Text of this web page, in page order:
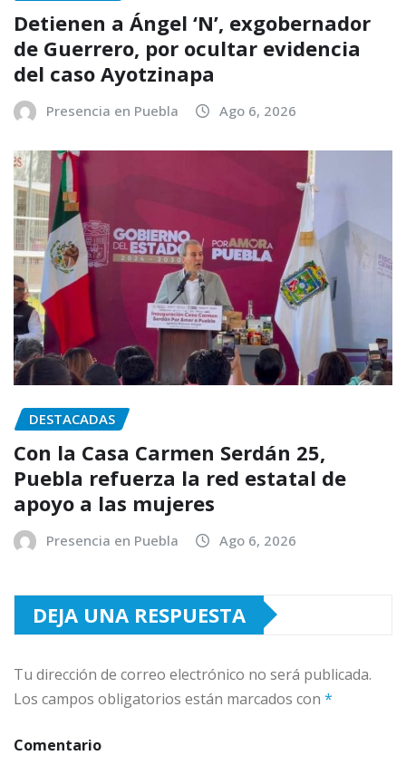
Detienen a Ángel ‘N’, exgobernador
de Guerrero, por ocultar evidencia
del caso Ayotzinapa
Presencia en Puebla Ago 6, 2026
DESTACADAS
Con la Casa Carmen Serdán 25,
Puebla refuerza la red estatal de
apoyo a las mujeres
Presencia en Puebla Ago 6, 2026
DEJA UNA RESPUESTA
Tu dirección de correo electrónico no será publicada.
Los campos obligatorios están marcados con *
Comentario